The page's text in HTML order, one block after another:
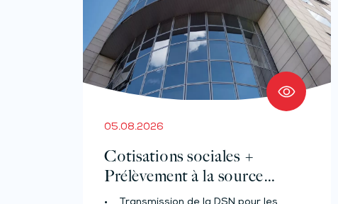
05.08.2026
Cotisations sociales +
Prélèvement à la source
pour les salariés et assimilés